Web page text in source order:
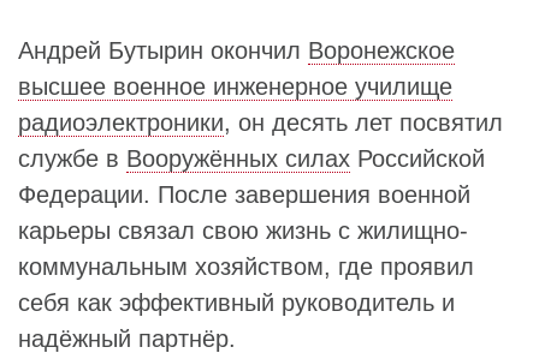
Андрей Бутырин окончил Воронежское
высшее военное инженерное училище
радиоэлектроники, он десять лет посвятил
службе в Вооружённых силах Российской
Федерации. После завершения военной
карьеры связал свою жизнь с жилищно-
коммунальным хозяйством, где проявил
себя как эффективный руководитель и
надёжный партнёр.